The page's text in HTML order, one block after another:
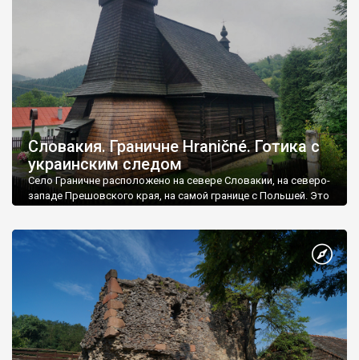
Словакия. Граничне Hraničné. Готика с
украинским следом
Село Граничне расположено на севере Словакии, на северо-
западе Прешовского края, на самой границе с Польшей. Это